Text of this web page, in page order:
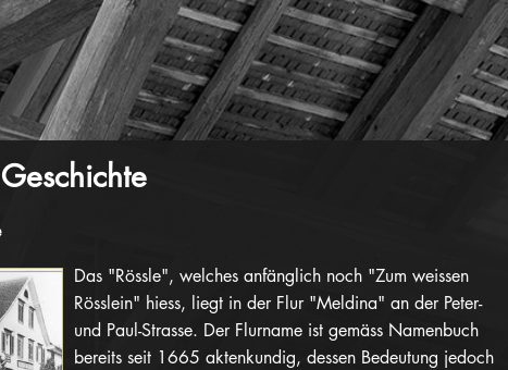
Das "Rössle", welches anfänglich noch "Zum weissen
Rösslein" hiess, liegt in der Flur "Meldina" an der Peter-
und Paul-Strasse. Der Flurname ist gemäss Namenbuch
bereits seit 1665 aktenkundig, dessen Bedeutung jedoch